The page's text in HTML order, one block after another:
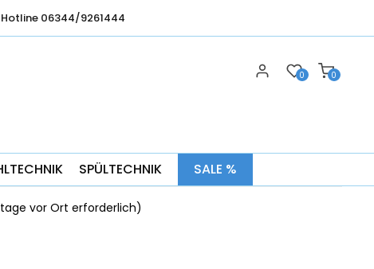
06344/9261444
0
0
SPÜLTECHNIK SALE %
vor Ort erforderlich)